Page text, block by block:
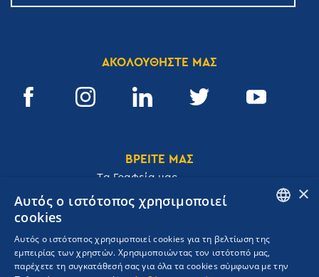
ΑΚΟΛΟΥΘΗΣΤΕ ΜΑΣ
ΒΡΕΙΤΕ ΜΑΣ
Tα Γραφεία μας
Ακαδημίας 32, 106 72, Αθήνα, Ελλάδα
T. +30 210 3609801
GREEK
×
Αυτός ο ιστότοπος χρησιμοποιεί
cookies
Αυτός ο ιστότοπος χρησιμοποιεί cookies για τη βελτίωση της
εμπειρίας των χρηστών. Χρησιμοποιώντας τον ιστότοπό μας,
παρέχετε τη συγκατάθεσή σας για όλα τα cookies σύμφωνα με την